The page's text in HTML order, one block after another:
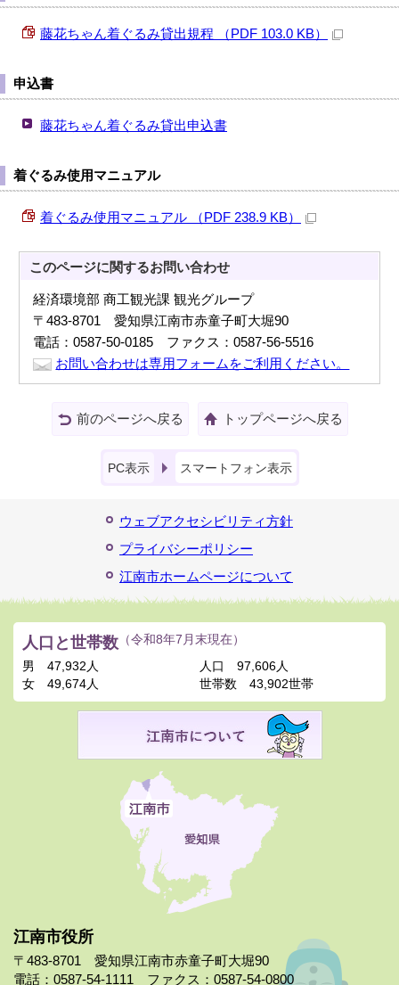
藤花ちゃん着ぐるみ貸出規程 （PDF 103.0 KB）
申込書
藤花ちゃん着ぐるみ貸出申込書
着ぐるみ使用マニュアル
着ぐるみ使用マニュアル （PDF 238.9 KB）
このページに関するお問い合わせ
経済環境部 商工観光課 観光グループ
〒483-8701 愛知県江南市赤童子町大堀90
電話：0587-50-0185 ファクス：0587-56-5516
お問い合わせは専用フォームをご利用ください。
前のページへ戻る トップページへ戻る
PC表示 スマートフォン表示
ウェブアクセシビリティ方針
プライバシーポリシー
江南市ホームページについて
江南市役所
〒483-8701 愛知県江南市赤童子町大堀90
電話：0587-54-1111 ファクス：0587-54-0800
人口と世帯数 （令和8年7月末現在）
男
47,932人
女
49,674人
人口
97,606人
世帯数
43,902世帯